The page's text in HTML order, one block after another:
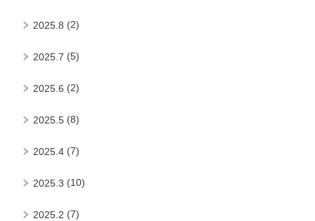
2025.8 (2)
2025.7 (5)
2025.6 (2)
2025.5 (8)
2025.4 (7)
2025.3 (10)
2025.2 (7)